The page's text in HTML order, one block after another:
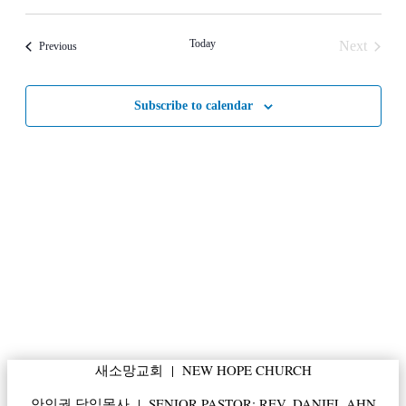
PreviousEvents Today
Next
Subscribe to calendar
새소망교회 | NEW HOPE CHURCH